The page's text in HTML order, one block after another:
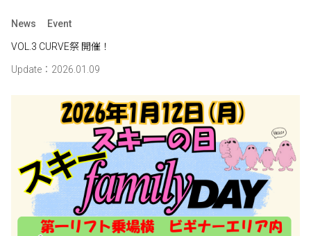
News Event
VOL.3 CURVE祭 開催！
Update：2026.01.09